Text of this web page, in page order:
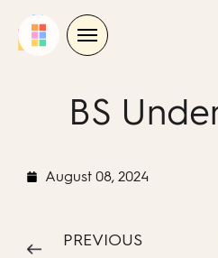
BS
August 08, 2024
PREVIOUS